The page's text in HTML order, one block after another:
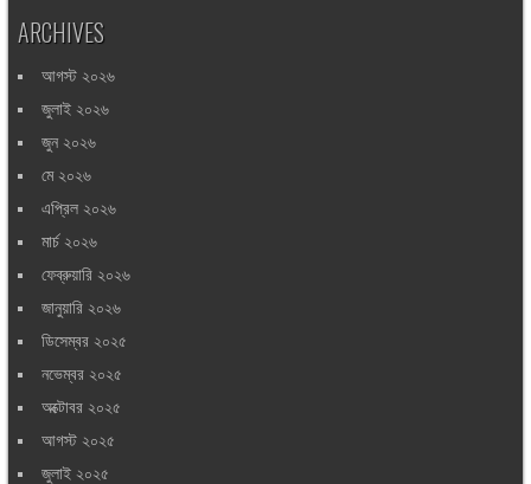
ARCHIVES
আগস্ট ২০২৬
জুলাই ২০২৬
জুন ২০২৬
মে ২০২৬
এপ্রিল ২০২৬
মার্চ ২০২৬
ফেব্রুয়ারি ২০২৬
জানুয়ারি ২০২৬
ডিসেম্বর ২০২৫
নভেম্বর ২০২৫
অক্টোবর ২০২৫
আগস্ট ২০২৫
জুলাই ২০২৫